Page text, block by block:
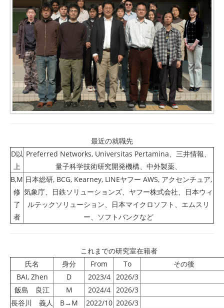
Access
最近の就職先
D以
上
Preferred Networks, Universitas Pertamina、三井情報、
量子科学技術研究開発機構、中外製薬、
B,M
修
了
者
日本総研, BCG, Kearney, LINEヤフー AWS, アクセンチュア,
気象庁、日鉄ソリューションズ、ヤフー株式会社、日本ウィ
ルテックソリューション、日本マイクロソフト、エムスリ
ー、ソフトバンクなど
これまでの研究室在籍者
氏名
身分 From To
その後
BAI, Zhen
D 2023/4
2026/3
飯島 良江
M 2024/4
2026/3
長谷川 義人
B→M 2022/10 2026/3